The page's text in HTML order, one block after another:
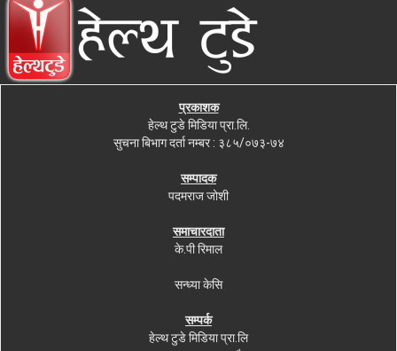
प्रकाशक
हेल्थ टुडे मिडिया प्रा.लि.
सुचना बिभाग दर्ता नम्बर : ३८५/०७३-७४
सम्पादक
पदमराज जोशी
समाचारदाता
के.पी रिमाल
सन्ध्या केसि
सम्पर्क
हेल्थ टुडे मिडिया प्रा.लि